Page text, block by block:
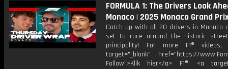
FORMULA 1: The Drivers Look
Monaco | 2025 Monaco Grand
Catch up with all 20 drivers in Monaco
set to race around the historic
principality! For more F1®
target="_blank" href="https://
Follow">Klik hier</a> F1®: <a